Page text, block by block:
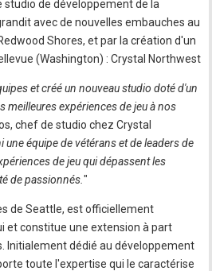
studio de développement de la
avec de nouvelles embauches au
Shores, et par la création d'un
(Washington) : Crystal Northwest
et créé un nouveau studio doté d'un
meilleures expériences de jeu à nos
chef de studio chez Crystal
une équipe de vétérans et de leaders de
de jeu qui dépassent les
de passionnés."
de Seattle, est officiellement
et constitue une extension à part
Initialement dédié au développement
toute l'expertise qui le caractérise